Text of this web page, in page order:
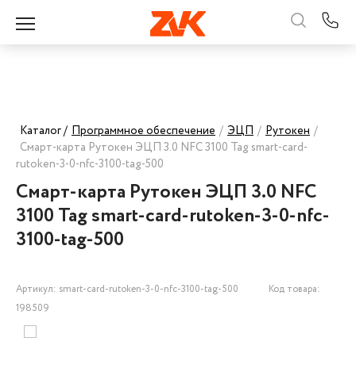
Каталог / Программное обеспечение / ЭЦП / Рутокен /
Смарт-карта Рутокен ЭЦП 3.0 NFC 3100 Tag smart-card-
rutoken-3-0-nfc-3100-tag-500
Смарт-карта Рутокен ЭЦП 3.0 NFC
3100 Tag smart-card-rutoken-3-0-nfc-
3100-tag-500
Артикул: smart-card-rutoken-3-0-nfc-3100-tag-500
Код товара:
198509